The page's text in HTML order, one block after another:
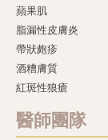
蘋果肌
脂漏性皮膚炎
帶狀皰疹
酒糟膚質
紅斑性狼瘡
醫師團隊